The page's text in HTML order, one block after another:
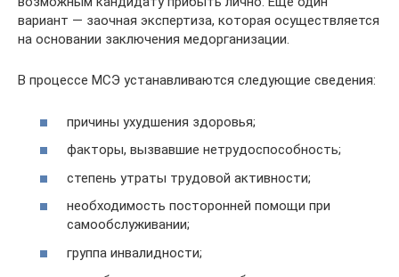
вариант — заочная экспертиза, которая осуществляется
на основании заключения медорганизации.
В процессе МСЭ устанавливаются следующие сведения:
причины ухудшения здоровья;
факторы, вызвавшие нетрудоспособность;
степень утраты трудовой активности;
необходимость посторонней помощи при
самообслуживании;
группа инвалидности;